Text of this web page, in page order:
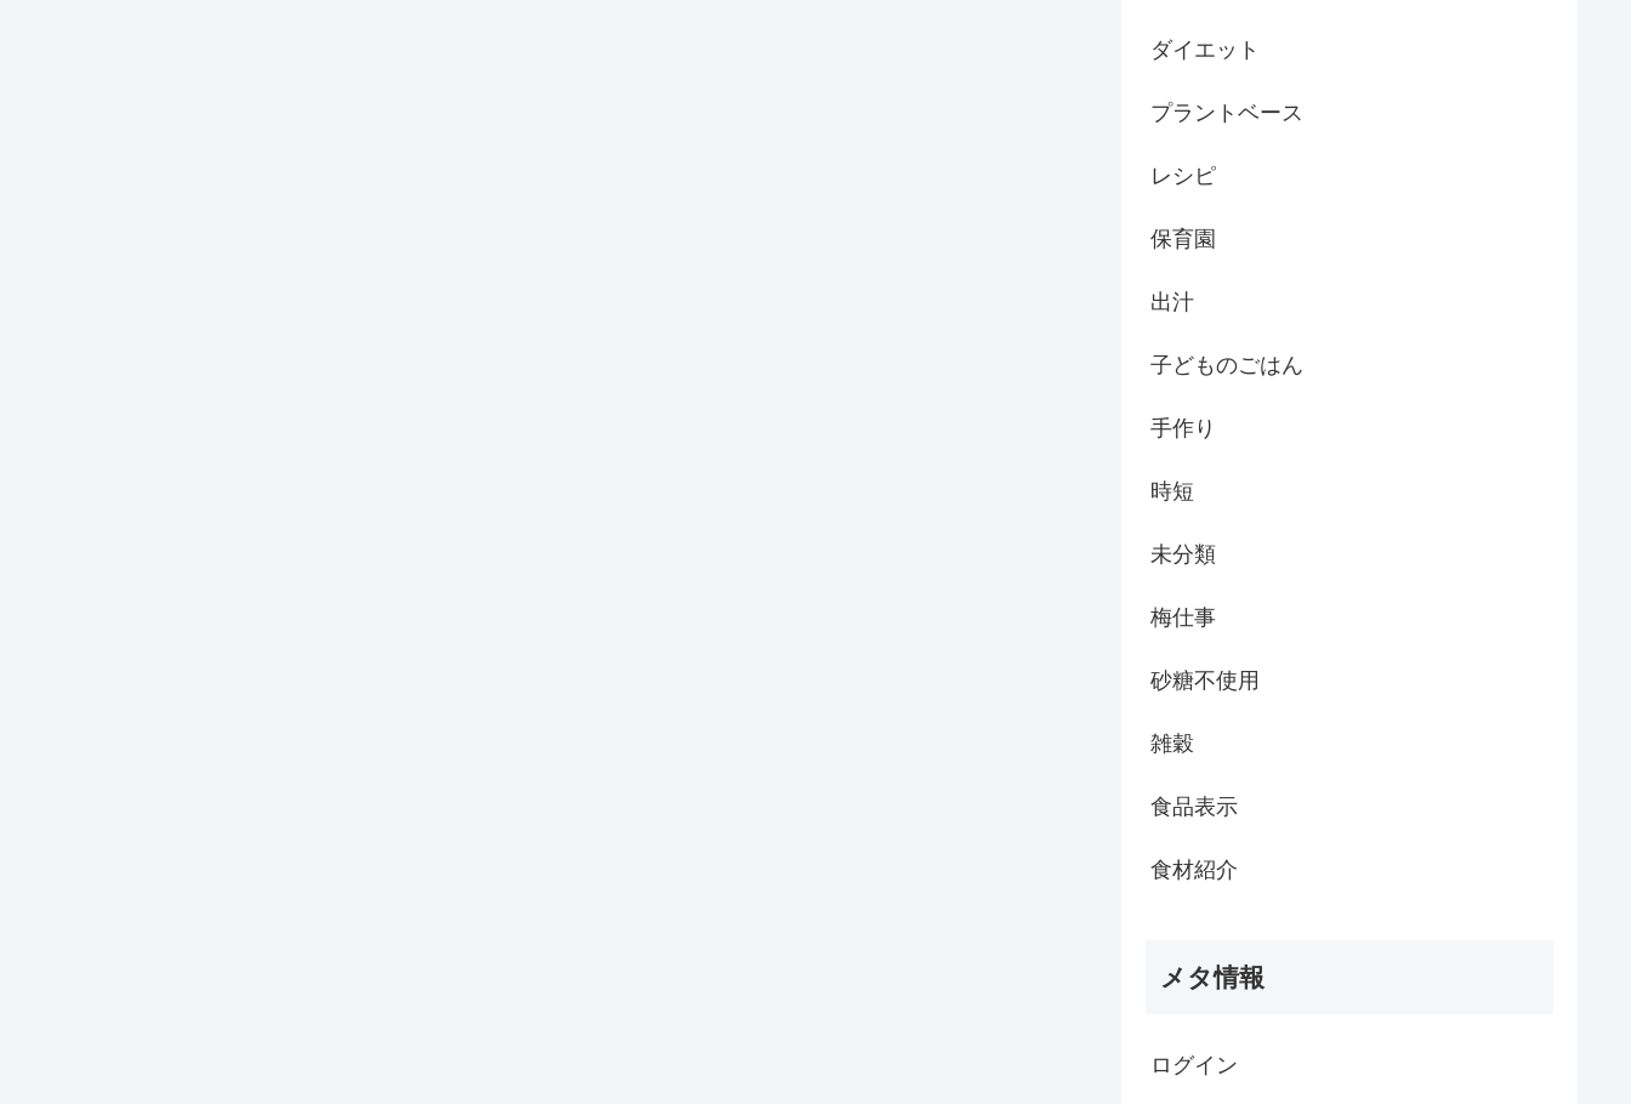
ダイエット
プラントベース
レシピ
保育園
出汁
子どものごはん
手作り
時短
未分類
梅仕事
砂糖不使用
雑穀
食品表示
食材紹介
メタ情報
ログイン